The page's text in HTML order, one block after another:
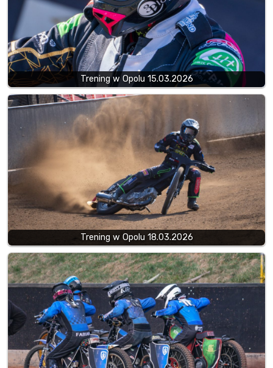
Trening w Opolu 15.03.2026
Trening w Opolu 18.03.2026